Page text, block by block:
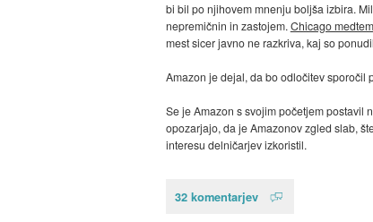
bi bil po njihovem mnenju boljša izbira.
nepremičnin in zastojem. Chicago
mest sicer javno ne razkriva, kaj so
Amazon je dejal, da bo odločitev sporočil
Se je Amazon s svojim početjem postavil
opozarjajo, da je Amazonov zgled slab,
interesu delničarjev izkoristil.
32 komentarjev